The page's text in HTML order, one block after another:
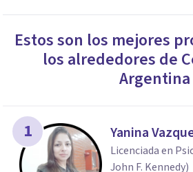
ENCONTRAR MI TERAPEUTA
¿Necesitas ayuda
psicólogo adecuado?
los profesionales que más se
necesidades.
Responder
Estos son los mejores
los alrededores de
Argentina
1 Yanina
Licenciada en
John F. Kennedy)